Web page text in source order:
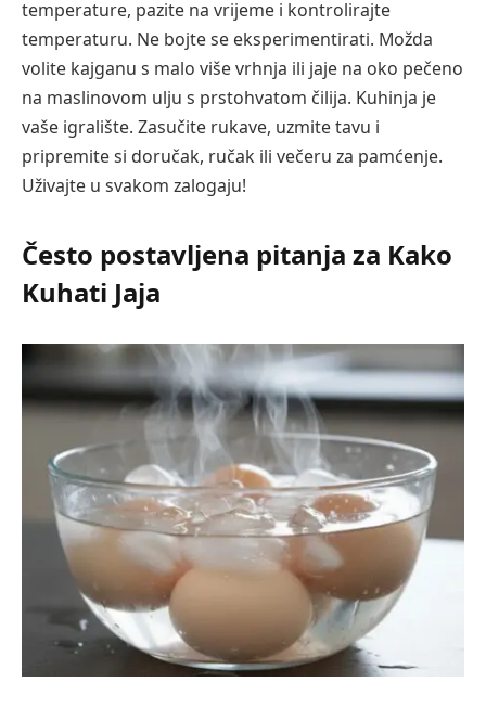
temperature, pazite na vrijeme i kontrolirajte
temperaturu. Ne bojte se eksperimentirati. Možda
volite kajganu s malo više vrhnja ili jaje na oko pečeno
na maslinovom ulju s prstohvatom čilija. Kuhinja je
vaše igralište. Zasučite rukave, uzmite tavu i
pripremite si doručak, ručak ili večeru za pamćenje.
Uživajte u svakom zalogaju!
Često postavljena pitanja za Kako
Kuhati Jaja